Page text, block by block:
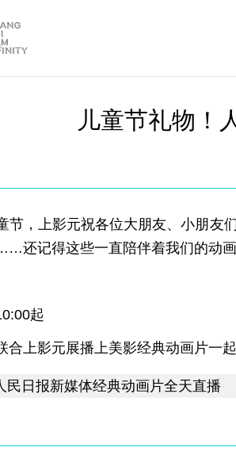
儿童节礼物！
节，上影元祝各位大朋友、小朋友
还记得这些一直陪伴着我们的动
起
合上影元展播上美影经典动画片一